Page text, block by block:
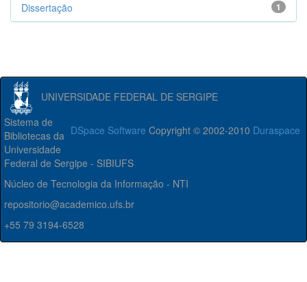
1
Dissertação
UNIVERSIDADE FEDERAL DE SERGIPE
DSpace Software Copyright © 2002-2010 Duraspace
Sistema de
Bibliotecas da
Universidade
Federal de Sergipe - SIBIUFS
Núcleo de Tecnologia da Informação - NTI
repositorio@academico.ufs.br
+55 79 3194-6528